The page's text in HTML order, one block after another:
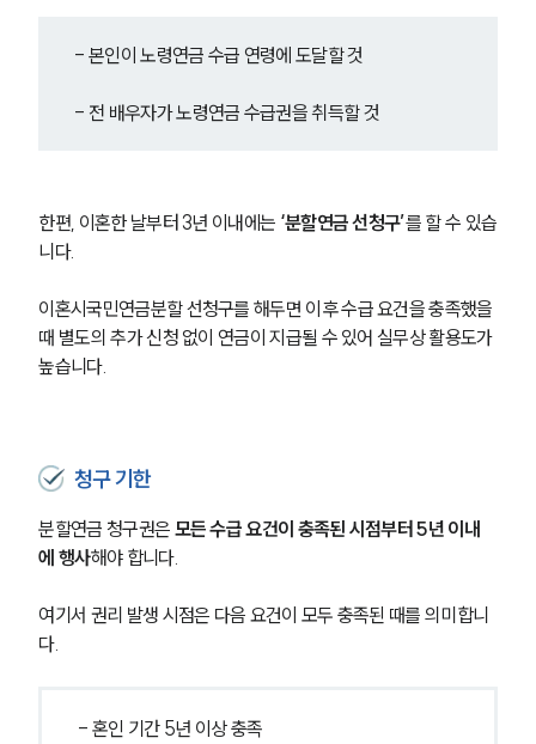
- 본인이 노령연금 수급 연령에 도달할 것
- 전 배우자가 노령연금 수급권을 취득할 것
한편, 이혼한 날부터 3년 이내에는 ‘분할연금 선청구’를 할 수 있습
니다.
이혼시국민연금분할 선청구를 해두면 이후 수급 요건을 충족했을
때 별도의 추가 신청 없이 연금이 지급될 수 있어 실무상 활용도가
높습니다.
청구 기한
분할연금 청구권은 모든 수급 요건이 충족된 시점부터 5년 이내
에 행사해야 합니다.
여기서 권리 발생 시점은 다음 요건이 모두 충족된 때를 의미합니
다.
- 혼인 기간 5년 이상 충족